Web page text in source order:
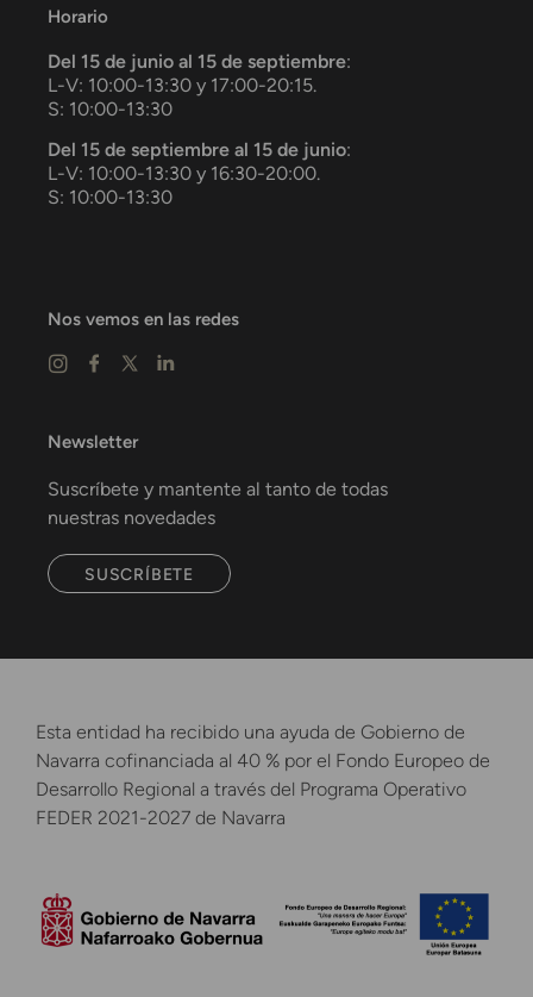
Horario
Del 15 de junio al 15 de septiembre:
L-V: 10:00-13:30 y 17:00-20:15.
S: 10:00-13:30
Del 15 de septiembre al 15 de junio:
L-V: 10:00-13:30 y 16:30-20:00.
S: 10:00-13:30
Nos vemos en las redes
Newsletter
Suscríbete y mantente al tanto de todas
nuestras novedades
SUSCRÍBETE
Esta entidad ha recibido una ayuda de Gobierno de
Navarra cofinanciada al 40 % por el Fondo Europeo de
Desarrollo Regional a través del Programa Operativo
FEDER 2021-2027 de Navarra